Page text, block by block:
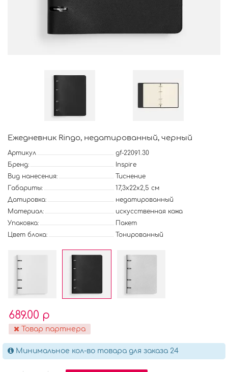
Ежедневник Ringo, недатированный, черный
Артикул
gf-22091.30
Бренд:
Inspire
Вид нанесения:
Тиснение
Габариты:
17,3х22х2,5 см
Датировка:
недатированный
Материал:
искусственная кожа
Упаковка:
Пакет
Цвет блока:
Тонированный
689.00 р
Товар партнера
Минимальное кол-во товара для заказа 24